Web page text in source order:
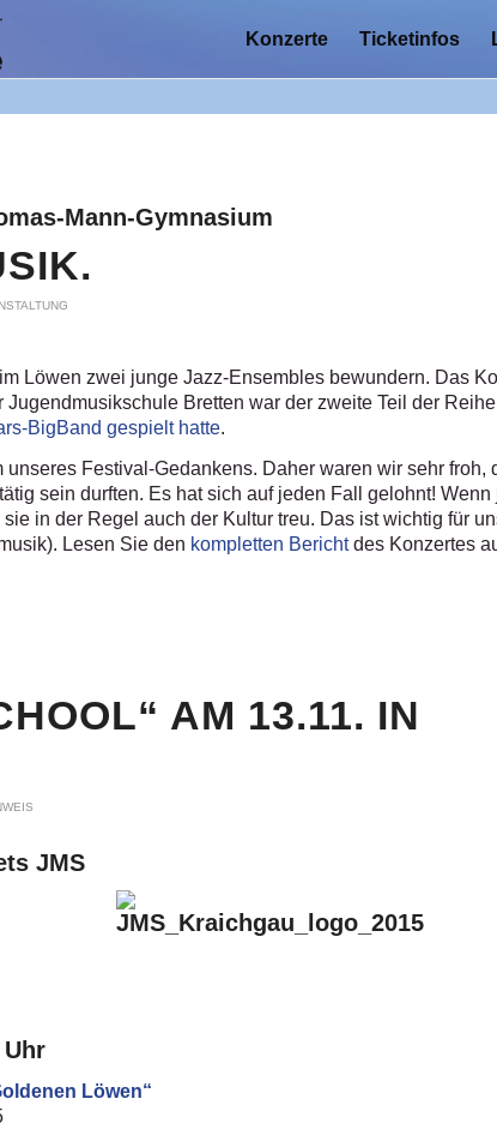
Konzerte Ticketinfos
Mann-Gymnasium
Löwen zwei junge Jazz-Ensembles bewundern. Das
Bretten war der zweite Teil der
BigBand gespielt hatte.
Festival-Gedankens. Daher waren wir sehr froh,
sein durften. Es hat sich auf jeden Fall gelohnt! Wenn
in der Regel auch der Kultur treu. Das ist wichtig für
Lesen Sie den kompletten Berichtdes Konzertes
AM 13.11. IN
JMS
Uhr
Löwen“